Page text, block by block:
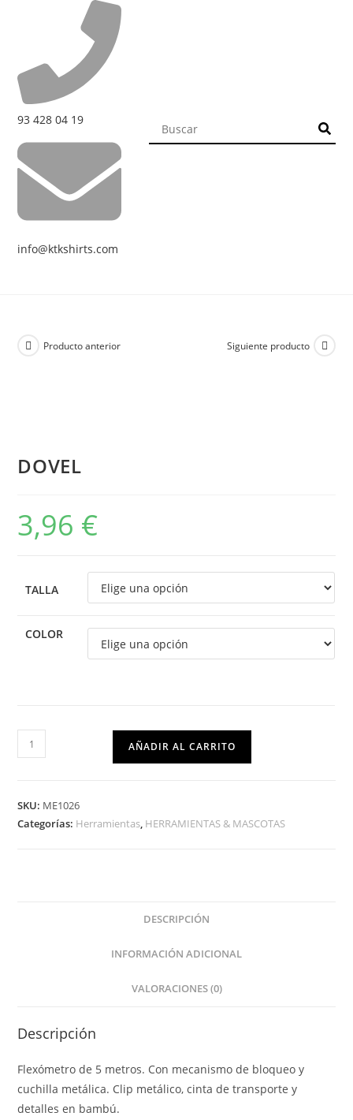
93 428 04 19
info@ktkshirts.com
Producto anterior Siguiente producto
DOVEL
3,96 €
TALLA
COLOR
AÑADIR AL CARRITO
SKU: ME1026
Categorías: Herramientas, HERRAMIENTAS & MASCOTAS
DESCRIPCIÓN
INFORMACIÓN ADICIONAL
VALORACIONES (0)
Descripción
Flexómetro de 5 metros. Con mecanismo de bloqueo y
cuchilla metálica. Clip metálico, cinta de transporte y
detalles en bambú.